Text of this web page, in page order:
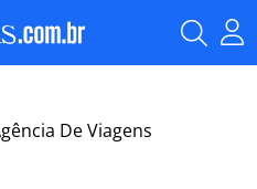
De Viagens